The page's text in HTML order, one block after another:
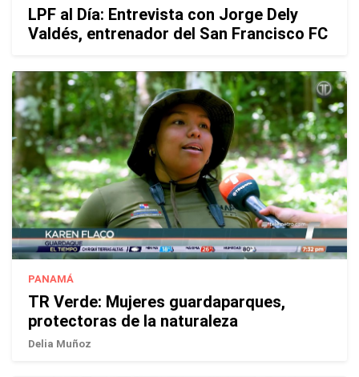
LPF al Día: Entrevista con Jorge Dely
Valdés, entrenador del San Francisco FC
PANAMÁ
TR Verde: Mujeres guardaparques,
protectoras de la naturaleza
Delia Muñoz